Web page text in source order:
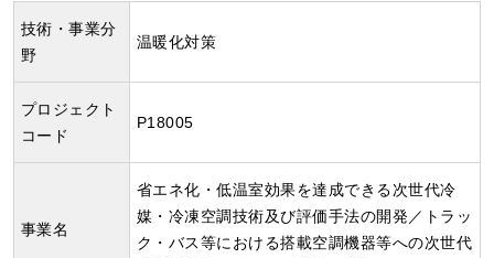
技術・事業分
野
温暖化対策
プロジェクト
コード
P18005
事業名
省エネ化・低温室効果を達成できる次世代冷
媒・冷凍空調技術及び評価手法の開発／トラッ
ク・バス等における搭載空調機器等への次世代